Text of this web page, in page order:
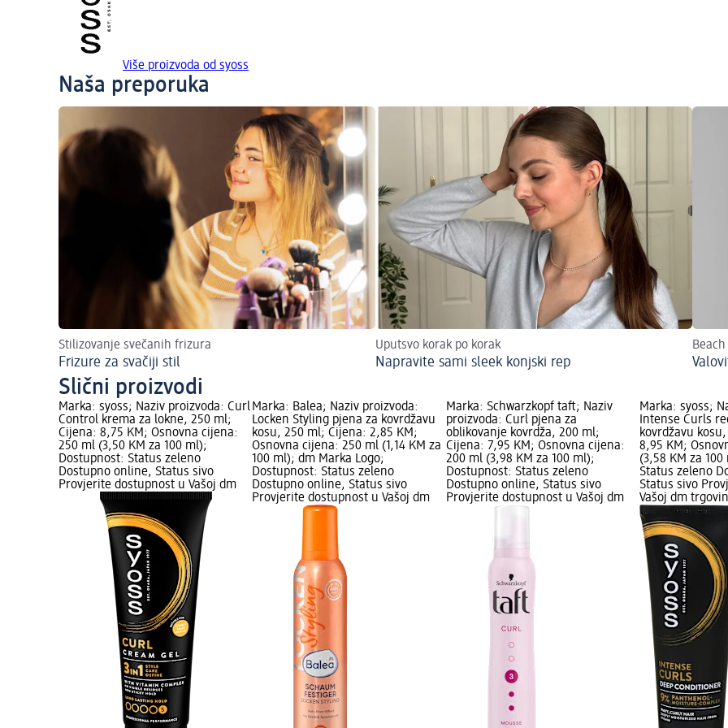
Više proizvoda od syoss
Naša preporuka
Stilizovanje svečanih frizura
Frizure za svačiji stil
Uputsvo korak po korak
Napravite sami sleek konjski rep
Slični proizvodi
Marka: syoss; Naziv proizvoda: Curl
Control krema za lokne, 250 ml;
Cijena: 8,75 KM; Osnovna cijena:
250 ml (3,50 KM za 100 ml);
Dostupnost: Status zeleno
Dostupno online, Status sivo
Provjerite dostupnost u Vašoj dm
Marka: Balea; Naziv proizvoda:
Locken Styling pjena za kovrdžavu
kosu, 250 ml; Cijena: 2,85 KM;
Osnovna cijena: 250 ml (1,14 KM za
100 ml); dm Marka Logo;
Dostupnost: Status zeleno
Dostupno online, Status sivo
Provjerite dostupnost u Vašoj dm
Marka: Schwarzkopf taft; Naziv
proizvoda: Curl pjena za
oblikovanje kovrdža, 200 ml;
Cijena: 7,95 KM; Osnovna cijena:
200 ml (3,98 KM za 100 ml);
Dostupnost: Status zeleno
Dostupno online, Status sivo
Provjerite dostupnost u Vašoj dm
Marka: syoss;
Intense Curls
kovrdžavu
8,95 KM;
(3,58 KM za
Status zeleno
Status sivo
Vašoj dm